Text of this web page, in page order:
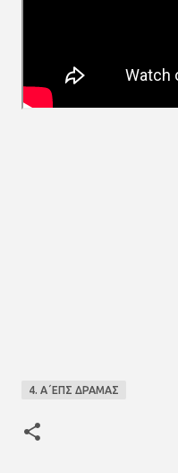
4. Α΄ΕΠΣ ΔΡΑΜΑΣ